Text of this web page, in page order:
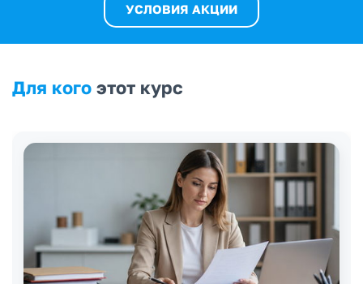
УСЛОВИЯ АКЦИИ
Для кого этот курс